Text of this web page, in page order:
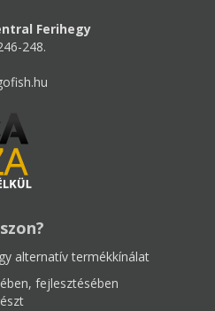
Ferihegy
248.
alternatív termékkínálat
fejlesztésében